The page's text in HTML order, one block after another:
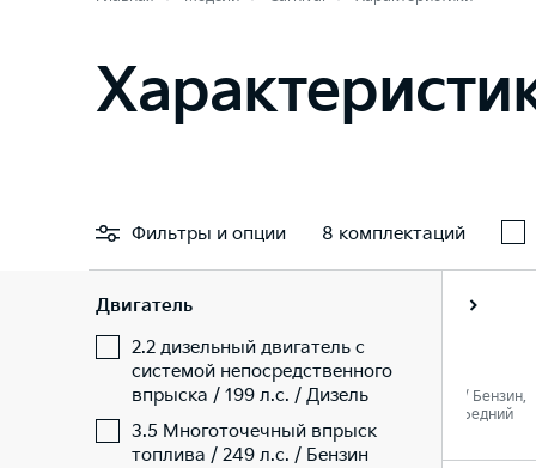
Фильтры и опции 8 комплектаций
Двигатель
2.2 дизельный двигатель с
системой непосредственного
впрыска / 199 л.с. / Дизель
3.5 Многоточечный впрыск
топлива / 249 л.с. / Бензин
Престиж
2.2 / 199 л. c. / Дизель,
3.5 / 249 л. c. / Бензин,
Автомат / Передний